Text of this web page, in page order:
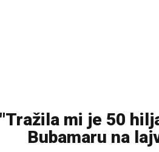
"Tražila mi je 50
Bubamaru na